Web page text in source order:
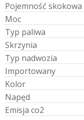
Pojemność skokowa
Moc
Typ paliwa
Skrzynia
Typ nadwozia
Importowany
Kolor
Napęd
Emisja co2